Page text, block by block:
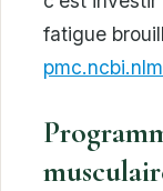
fatigue